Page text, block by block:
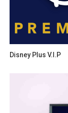
Disney Plus V.I.P